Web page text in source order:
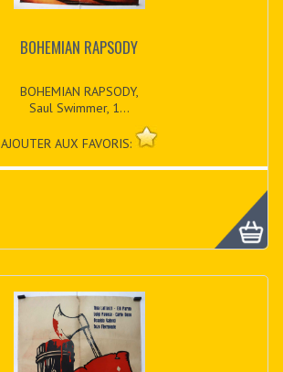
BOHEMIAN RAPSODY
BOHEMIAN RAPSODY,
Saul Swimmer, 1...
AJOUTER AUX FAVORIS: